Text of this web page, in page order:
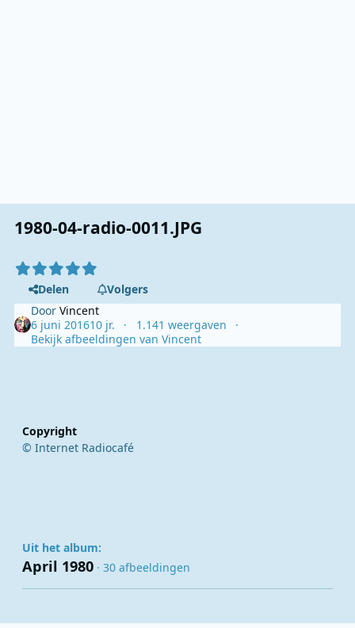
1980-04-radio-0011.JPG
Delen
Volgers
DoorVincent
6 juni 201610 jr.
1.141 weergaven
Bekijk afbeeldingen van Vincent
Copyright
© Internet Radiocafé
Uit het album:
April 1980 · 30 afbeeldingen